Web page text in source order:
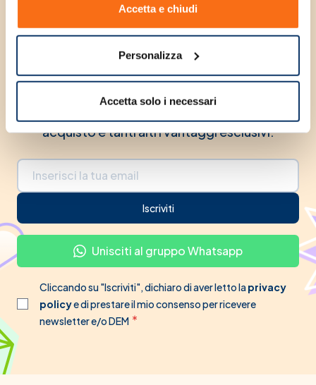
Accetta e chiudi
Personalizza
Accetta solo i necessari
Unisciti alla community e
ricevi subito uno
sconto di benvenuto
acquisto e tanti altri vantaggi esclusivi.
Indirizzo email
Iscriviti
Unisciti al gruppo Whatsapp
Cliccando su "Iscriviti", dichiaro di aver letto laprivacy
policye di prestare il mio consenso per ricevere
newsletter e/o DEM